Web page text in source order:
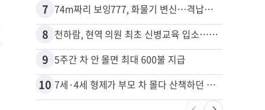
7 74m짜리 보잉777, 화물기 변신…격납고서 ‘보물’ 찾는 인천공항
8 천하람, 현역 의원 최초 신병교육 입소…논산서 2박3일 생활
9 5주간 차 안 몰면 최대 600불 지급
10 7세·4세 형제가 부모 차 몰다 산책하던 여성 들이받아